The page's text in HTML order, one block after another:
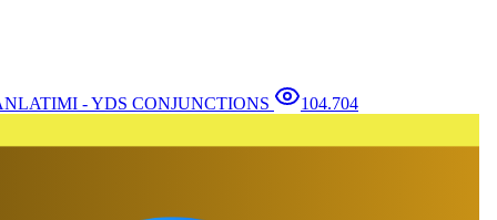
- YDS CONJUNCTIONS 104.704